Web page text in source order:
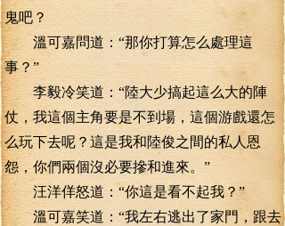
鬼吧？
溫可嘉問道：“那你打算怎么處理這
事？”
李毅冷笑道：“陸大少搞起這么大的陣
仗，我這個主角要是不到場，這個游戲還怎
么玩下去呢？這是我和陸俊之間的私人恩
怨，你們兩個沒必要摻和進來。”
汪洋佯怒道：“你這是看不起我？”
溫可嘉笑道：“我左右逃出了家門，跟去